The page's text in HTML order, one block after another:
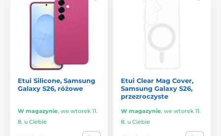
Etui Silicone, Samsung
Galaxy S26, różowe
W magazynie, we wtorek 11.
8. u Ciebie
Etui Clear Mag Cover,
Samsung Galaxy S26,
przezroczyste
W magazynie, we wtorek 11.
8. u Ciebie